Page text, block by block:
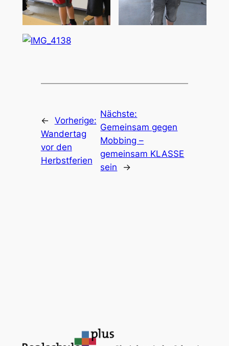
← Vorherige:
Wandertag
vor den
Herbstferien
Nächste:
Gemeinsam gegen
Mobbing –
gemeinsam KLASSE
sein
→